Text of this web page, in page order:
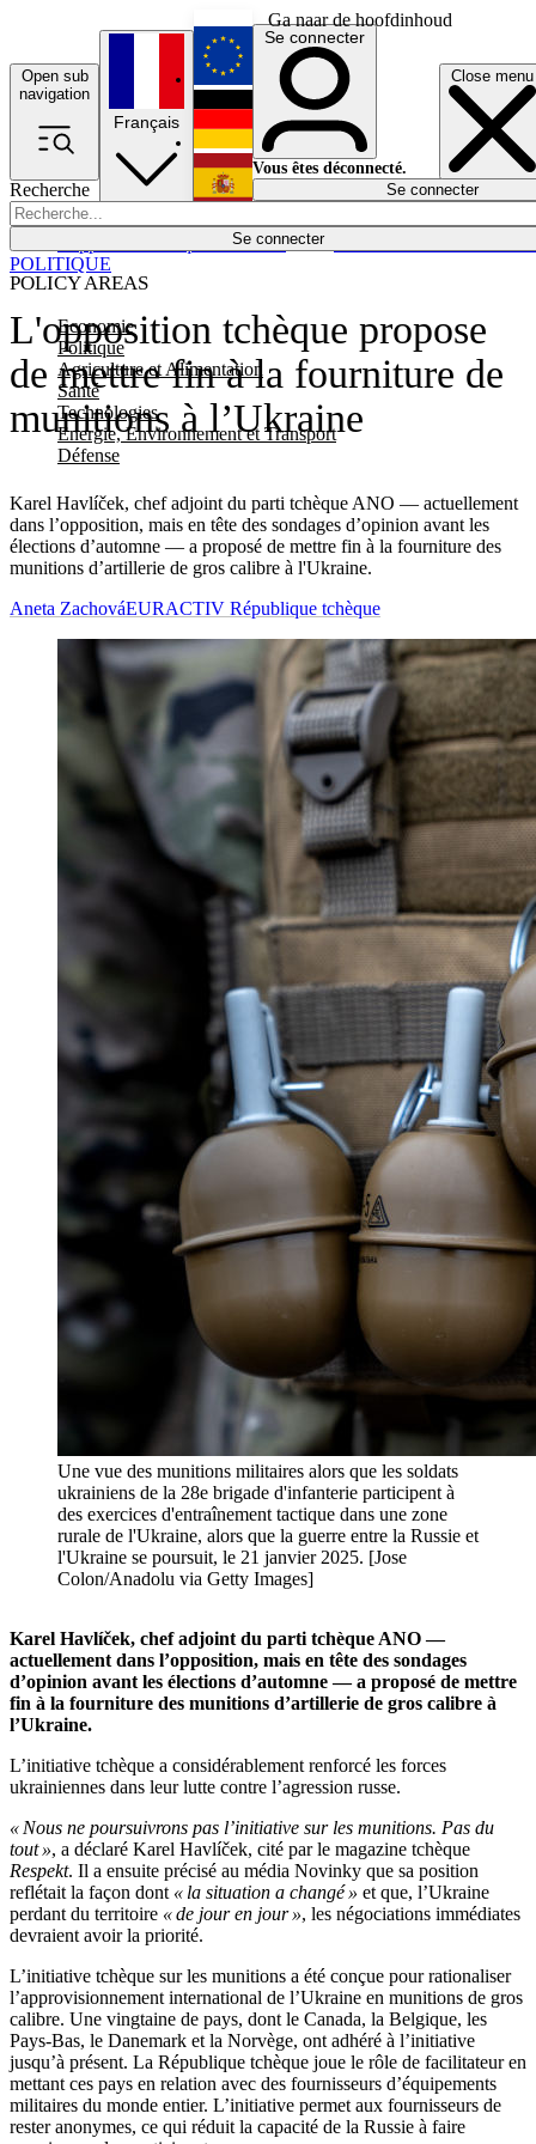
Ga naar de hoofdinhoud
Open sub
navigation
Close menu
Recherche
Se connecter
POLICY AREAS
Economie
Politique
Agriculture et Alimentation
Santé
Technologies
Energie, Environnement et Transport
Défense
Économie
Français
English
Deutsch
Español
Se connecter
Vous êtes déconnecté.
Se connecter
L'opposition tchèque propose
de mettre fin à la fourniture de
munitions à l’Ukraine
Karel Havlíček, chef adjoint du parti tchèque ANO — actuellement
dans l’opposition, mais en tête des sondages d’opinion avant les
élections d’automne — a proposé de mettre fin à la fourniture des
munitions d’artillerie de gros calibre à l'Ukraine.
POLITIQUE
Aneta ZachováEURACTIV République tchèque
Une vue des munitions militaires alors que les soldats
ukrainiens de la 28e brigade d'infanterie participent à
des exercices d'entraînement tactique dans une zone
rurale de l'Ukraine, alors que la guerre entre la Russie et
l'Ukraine se poursuit, le 21 janvier 2025. [Jose
Colon/Anadolu via Getty Images]
Karel Havlíček, chef adjoint du parti tchèque ANO —
actuellement dans l’opposition, mais en tête des sondages
d’opinion avant les élections d’automne — a proposé de mettre
fin à la fourniture des munitions d’artillerie de gros calibre à
l’Ukraine.
L’initiative tchèque a considérablement renforcé les forces
ukrainiennes dans leur lutte contre l’agression russe.
« Nous ne poursuivrons pas l’initiative sur les munitions. Pas du
tout », a déclaré Karel Havlíček, cité par le magazine tchèque
Respekt. Il a ensuite précisé au média Novinky que sa position
reflétait la façon dont « la situation a changé » et que, l’Ukraine
perdant du territoire « de jour en jour », les négociations immédiates
devraient avoir la priorité.
L’initiative tchèque sur les munitions a été conçue pour rationaliser
l’approvisionnement international de l’Ukraine en munitions de gros
calibre. Une vingtaine de pays, dont le Canada, la Belgique, les
Pays-Bas, le Danemark et la Norvège, ont adhéré à l’initiative
jusqu’à présent. La République tchèque joue le rôle de facilitateur en
mettant ces pays en relation avec des fournisseurs d’équipements
militaires du monde entier. L’initiative permet aux fournisseurs de
rester anonymes, ce qui réduit la capacité de la Russie à faire